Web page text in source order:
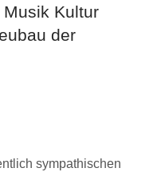
Kultur
der
sympathischen